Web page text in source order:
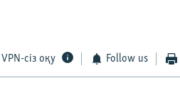
VPN-сіз оқу Follow us